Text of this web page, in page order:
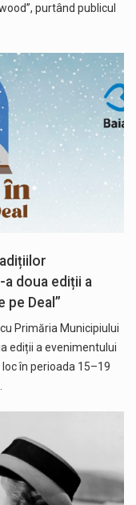
purtând publicul
doua ediții a
pe Deal”
Primăria Municipiului
ediții a evenimentului
loc în perioada 15–19